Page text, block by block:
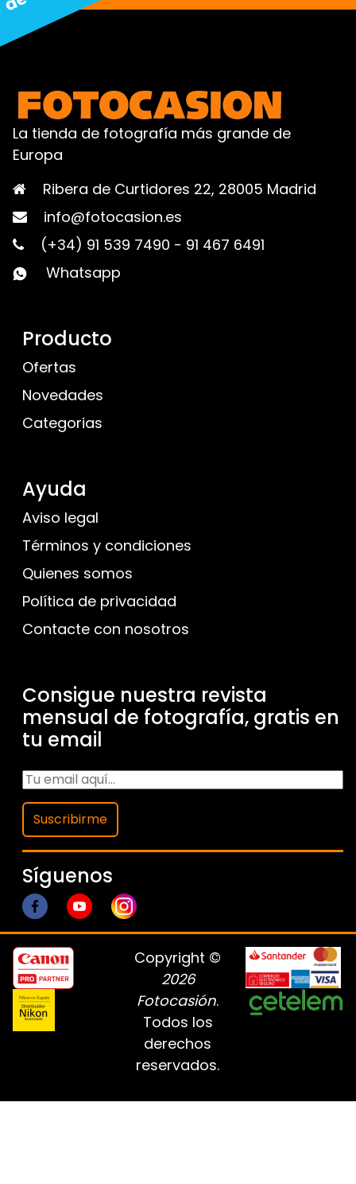
La tienda de fotografía más grande de
Europa
Ribera de Curtidores 22, 28005 Madrid
info@fotocasion.es
(+34) 91 539 7490 - 91 467 6491
Whatsapp
Producto
Ofertas
Novedades
Categorias
Ayuda
Aviso legal
Términos y condiciones
Quienes somos
Política de privacidad
Contacte con nosotros
Consigue nuestra revista
mensual de fotografía, gratis en
tu email
Suscribirme
Síguenos
Copyright ©
2026
Fotocasión.
Todos los
derechos
reservados.